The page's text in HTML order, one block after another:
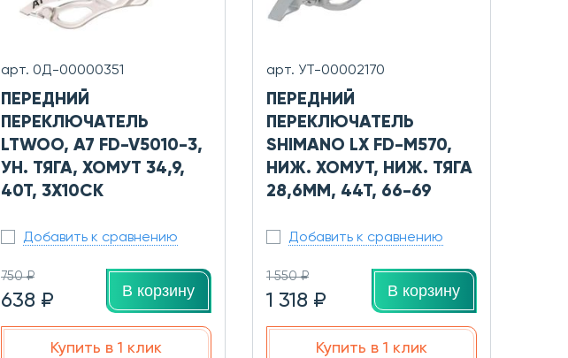
арт. 0Д-00000351
ПЕРЕДНИЙ
ПЕРЕКЛЮЧАТЕЛЬ
LTWOO, A7 FD-V5010-3,
УН. ТЯГА, ХОМУТ 34,9,
40Т, 3Х10СК
Добавить к сравнению
750 ₽
638 ₽ В корзину
Купить в 1 клик
арт. УТ-00002170
ПЕРЕДНИЙ
ПЕРЕКЛЮЧАТЕЛЬ
SHIMANO LX FD-M570,
НИЖ. ХОМУТ, НИЖ. ТЯГА
28,6ММ, 44Т, 66-69
Добавить к сравнению
1 550 ₽
1 318 ₽ В корзину
Купить в 1 клик